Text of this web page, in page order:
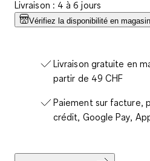
Livraison : 4 à 6 jours
Vérifiez la disponibilité en magasin
Livraison gratuite en
partir de 49 CHF
Paiement sur facture,
crédit, Google Pay,